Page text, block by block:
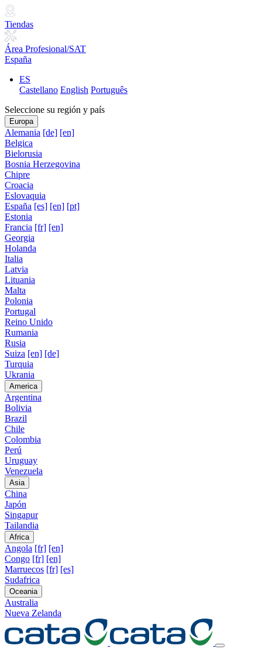
Tiendas
Área Profesional/SAT
España
ES
Castellano English Português
Seleccione su región y país
Europa
Alemania [de] [en]
Belgica
Bielorusia
Bosnia Herzegovina
Chipre
Croacia
Eslovaquia
España [es] [en] [pt]
Estonia
Francia [fr] [en]
Georgia
Holanda
Italia
Latvia
Lituania
Malta
Polonia
Portugal
Reino Unido
Rumania
Rusia
Suiza [en] [de]
Turquia
Ukrania
America
Argentina
Bolivia
Brazil
Chile
Colombia
Perú
Uruguay
Venezuela
Asia
China
Japón
Singapur
Tailandia
Africa
Angola [fr] [en]
Congo [fr] [en]
Marruecos [fr] [es]
Sudafrica
Oceania
Australia
Nueva Zelanda